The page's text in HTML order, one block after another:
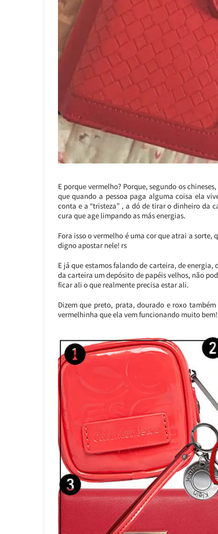
E porque vermelho? Porque, segundo os
que quando a pessoa paga alguma coisa ela
conta e a “tristeza” , a dó de tirar o dinheiro da
cura que age limpando as más energias.
Fora isso o vermelho é uma cor que atrai a
digno apostar nele! rs
E já que estamos falando de carteira, de
da carteira um depósito de papéis velhos, não
ficar ali o que realmente precisa estar ali.
Dizem que preto, prata, dourado e roxo
vermelhinha que ela vem funcionando muito